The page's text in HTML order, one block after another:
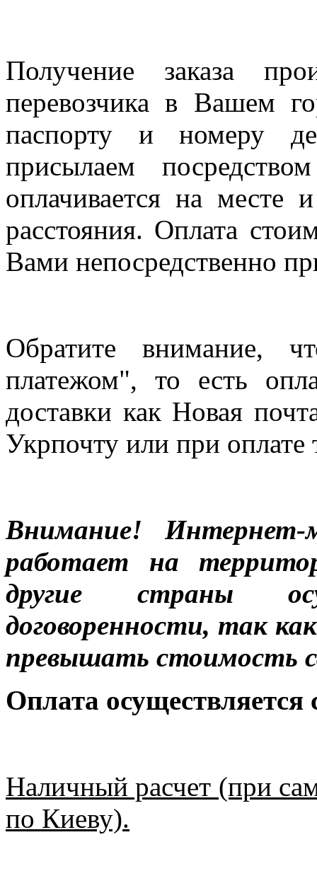
Получение заказа
перевозчика в Вашем
паспорту и номеру
присылаем
оплачивается на месте
расстояния. Оплата
Вами непосредственно
Обратите внимание,
платежом", то есть
доставки как Новая
Укрпочту или при оплате
Внимание! Интернет-
работает на
другие страны
договоренности, так
превышать стоимость
Оплата
Наличный расчет (при
по Киеву).